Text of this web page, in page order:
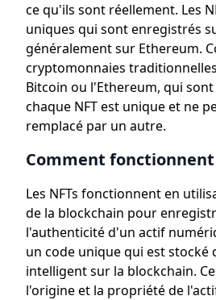
ce qu'ils sont réellement. Les
uniques qui sont enregistrés
généralement sur Ethereum.
cryptomonnaies
Bitcoin ou l'Ethereum, qui
chaque NFT est unique et ne
remplacé par un autre.
Comment fonctionnent
Les NFTs fonctionnent en
de la blockchain pour
l'authenticité d'un actif
un code unique qui est stocké
intelligent sur la blockchain.
l'origine et la propriété de